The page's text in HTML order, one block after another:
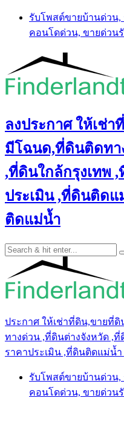
Skip
content
รับโพสต์ขายบ้านด่วน
คอนโดด่วน, ขายด่วน
ลงประกาศ ให้เช่
มีโฉนด,ที่ดินติดทา
,ที่ดินใกล้กรุงเทพ
ประเมิน ,ที่ดินติด
ติดแม่น้ำ
ประกาศ ให้เช่าที่ดิน,ขายที่
ทางด่วน ,ที่ดินต่างจังหวัด ,
ราคาประเมิน ,ที่ดินติดแม่น้
รับโพสต์ขายบ้านด่วน
คอนโดด่วน, ขายด่วน